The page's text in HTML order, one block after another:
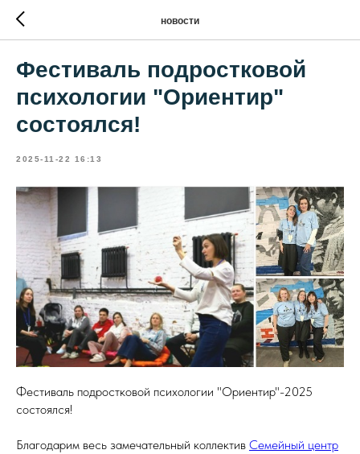
новости
Фестиваль подростковой
психологии "Ориентир"
состоялся!
2025-11-22 16:13
Фестиваль подростковой психологии "Ориентир"-2025
состоялся!
Благодарим весь замечательный коллектив Семейный центр